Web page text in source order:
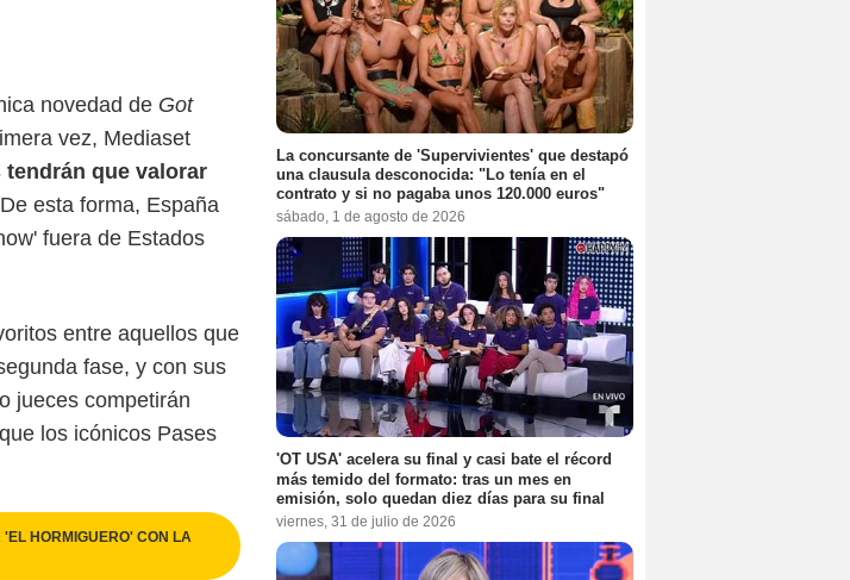
novedad de Got
vez, Mediaset
tendrán que valorar
esta forma, España
fuera de Estados
entre aquellos que
fase, y con sus
jueces competirán
los icónicos Pases
HORMIGUERO' CON LA
La concursante de 'Supervivientes' que destapó
una clausula desconocida: "Lo tenía en el
contrato y si no pagaba unos 120.000 euros"
sábado, 1 de agosto de 2026
'OT USA' acelera su final y casi bate el récord
más temido del formato: tras un mes en
emisión, solo quedan diez días para su final
viernes, 31 de julio de 2026